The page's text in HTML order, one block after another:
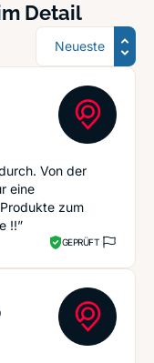
Detail
Sortierung
Von der
eine
zum
!!”
GEPRÜFT